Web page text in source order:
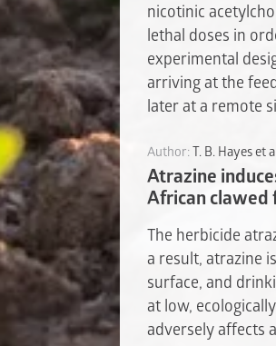
nicotinic
lethal doses in
experimental
arriving at the
later at a remote
Author:T. B. Hayes et
Atrazine
African clawed
The herbicide
a result, atrazine
surface, and
at low,
adversely affects